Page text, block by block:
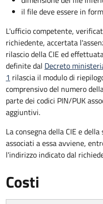
il file deve essere in
L'ufficio competente,
richiedente, accertata
rilascio della CIE ed
definite dal Decreto
1 rilascia il modulo di
comprensivo del numero
parte dei codici PIN/PUK
aggiuntivi.
La consegna della CIE e
associati a essa avviene,
l'indirizzo indicato dal
Costi